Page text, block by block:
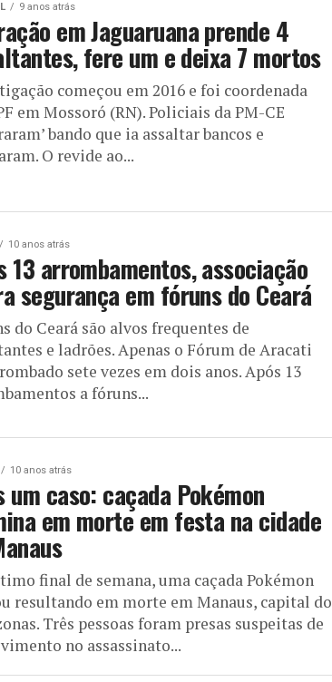
9 anos atrás
em Jaguaruana prende 4
fere um e deixa 7 mortos
começou em 2016 e foi coordenada
em Mossoró (RN). Policiais da PM-CE
bando que ia assaltar bancos e
O revide ao...
10 anos atrás
13 arrombamentos, associação
segurança em fóruns do Ceará
do Ceará são alvos frequentes de
e ladrões. Apenas o Fórum de Aracati
sete vezes em dois anos. Após 13
a fóruns...
10 anos atrás
um caso: caçada Pokémon
em morte em festa na cidade
final de semana, uma caçada Pokémon
resultando em morte em Manaus, capital do
Três pessoas foram presas suspeitas de
no assassinato...